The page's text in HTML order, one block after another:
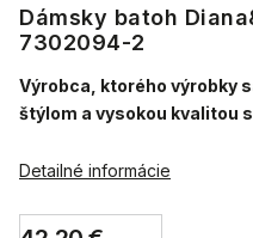
Dámsky batoh
7302094-2
Výrobca, ktorého výrobky
štýlom a vysokou kvalitou
Detailné informácie